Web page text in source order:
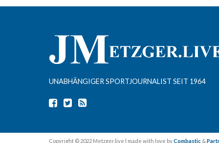
UNABHÄNGIGER SPORTJOURNALIST SEIT 1964
Copyright © 2022 Metzger.live | made with love byCombastic &